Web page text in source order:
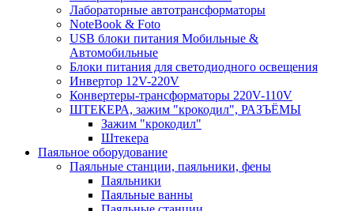
Лабораторные автотрансформаторы
NoteBook & Foto
USB блоки питания Мобильные &
Автомобильные
Блоки питания для светодиодного освещения
Инвертор 12V-220V
Конвертеры-трансформаторы 220V-110V
ШТЕКЕРА, зажим "крокодил", РАЗЪЁМЫ
Зажим "крокодил"
Штекера
Паяльное оборудование
Паяльные станции, паяльники, фены
Паяльники
Паяльные ванны